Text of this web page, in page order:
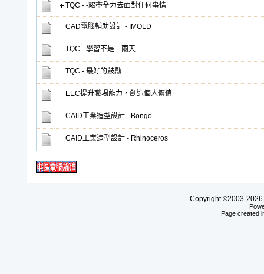
TQC - -竭盡全力去面對任何事情
CAD電腦輔助設計 - IMOLD
TQC - 學習不是一兩天
TQC - 最好的鼓勵
EEC提升職場能力，創造個人價值
CAID工業造型設計 - Bongo
CAID工業造型設計 - Rhinoceros
Copyright©2003-2026
Page created